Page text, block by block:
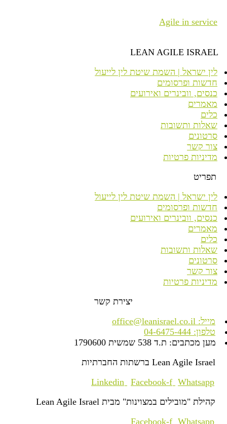
Agile in service
LEAN AGILE ISRAEL
לין ישראל | השמת שיטת לין לייעול
חדשות ופרסומים
כנסים, וובינרים ואירועים
מאמרים
כלים
שאלות ותשובות
סרטונים
צור קשר
מדיניות פרטיות
תפריט
לין ישראל | השמת שיטת לין לייעול
חדשות ופרסומים
כנסים, וובינרים ואירועים
מאמרים
כלים
שאלות ותשובות
סרטונים
צור קשר
מדיניות פרטיות
יצירת קשר
מייל: office@leanisrael.co.il
טלפון: 04-6475-444
מען מכתבים: ת.ד 538 שמשית 1790600
Lean Agile Israel ברשתות החברתיות
Linkedin
Facebook-f Whatsapp
קהילת "מובילים במצוינות" מבית Lean Agile Israel
Facebook-f Whatsapp